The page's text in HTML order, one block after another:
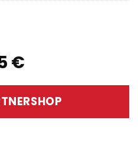
€
€Aktueller
ist:
47,95 €.